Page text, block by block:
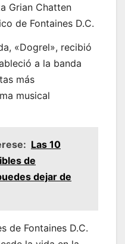
Grian Chatten
de Fontaines D.C.
«Dogrel», recibió
a la banda
más
musical
Las 10
de
dejar de
de Fontaines D.C.